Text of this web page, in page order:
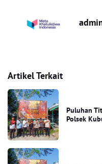
Artikel Terkait
Puluhan
Polsek